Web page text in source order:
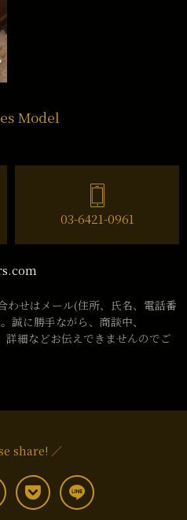
Model
03-6421-0961
せはメール(住所、氏名、電話番
誠に勝手ながら、商談中、
細などお伝えできませんのでご
share! ／